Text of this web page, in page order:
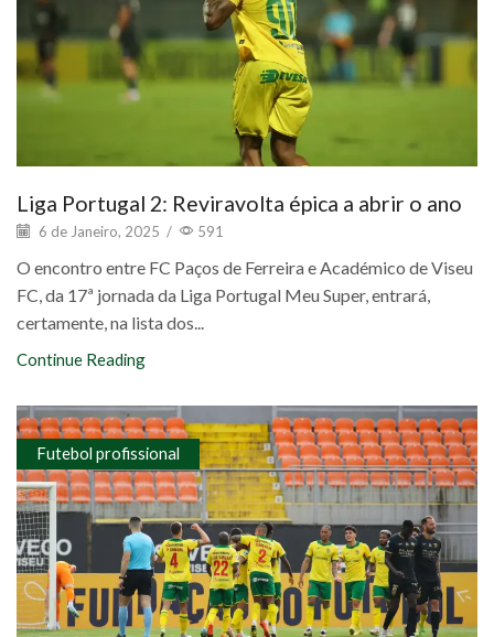
Liga Portugal 2: Reviravolta épica a abrir o ano
6 de Janeiro, 2025 / 591
O encontro entre FC Paços de Ferreira e Académico de Viseu
FC, da 17ª jornada da Liga Portugal Meu Super, entrará,
certamente, na lista dos...
Continue Reading
Futebol profissional